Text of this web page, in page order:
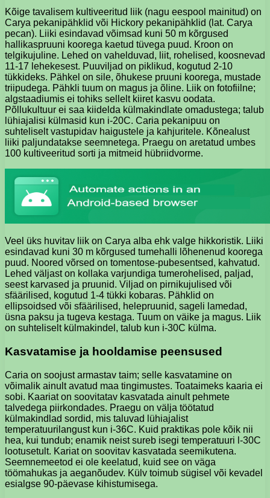
Kõige tavalisem kultiveeritud liik (nagu eespool mainitud) on
Carya pekanipähklid või Hickory pekanipähklid (lat. Carya
pecan). Liiki esindavad võimsad kuni 50 m kõrgused
hallikaspruuni koorega kaetud tüvega puud. Kroon on
telgikujuline. Lehed on vahelduvad, liit, rohelised, koosnevad
11-17 lehekesest. Puuviljad on piklikud, kogutud 2-10
tükkideks. Pähkel on sile, õhukese pruuni koorega, mustade
triipudega. Pähkli tuum on magus ja õline. Liik on fotofiilne;
algstaadiumis ei tohiks sellelt kiiret kasvu oodata.
Põllukultuur ei saa kiidelda külmakindlate omadustega; talub
lühiajalisi külmasid kun i-20C. Caria pekanipuu on
suhteliselt vastupidav haigustele ja kahjuritele. Kõnealust
liiki paljundatakse seemnetega. Praegu on aretatud umbes
100 kultiveeritud sorti ja mitmeid hübriidvorme.
Veel üks huvitav liik on Carya alba ehk valge hikkoristik. Liiki
esindavad kuni 30 m kõrgused tumehalli lõhenenud koorega
puud. Noored võrsed on tomentose-pubesentsed, kahvatud.
Lehed väljast on kollaka varjundiga tumerohelised, paljad,
seest karvased ja pruunid. Viljad on pirnikujulised või
sfäärilised, kogutud 1-4 tükki kobaras. Pähklid on
ellipsoidsed või sfäärilised, helepruunid, sageli lamedad,
üsna paksu ja tugeva kestaga. Tuum on väike ja magus. Liik
on suhteliselt külmakindel, talub kun i-30C külma.
Kasvatamise ja hooldamise peensused
Caria on soojust armastav taim; selle kasvatamine on
võimalik ainult avatud maa tingimustes. Toataimeks kaaria ei
sobi. Kaariat on soovitatav kasvatada ainult pehmete
talvedega piirkondades. Praegu on välja töötatud
külmakindlad sordid, mis taluvad lühiajalist
temperatuurilangust kun i-36C. Kuid praktikas pole kõik nii
hea, kui tundub; enamik neist sureb isegi temperatuuri l-30C
lootusetult. Kariat on soovitav kasvatada seemikutena.
Seemnemeetod ei ole keelatud, kuid see on väga
töömahukas ja aeganõudev. Külv toimub sügisel või kevadel
esialgse 90-päevase kihistumisega.